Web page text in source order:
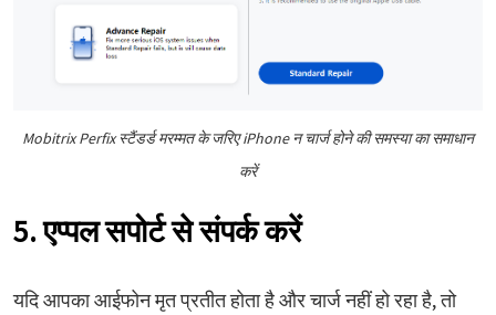
Mobitrix Perfix स्टैंडर्ड मरम्मत के जरिए iPhone न चार्ज होने की समस्या का समाधान
करें
5. एप्पल सपोर्ट से संपर्क करें
यदि आपका आईफोन मृत प्रतीत होता है और चार्ज नहीं हो रहा है, तो